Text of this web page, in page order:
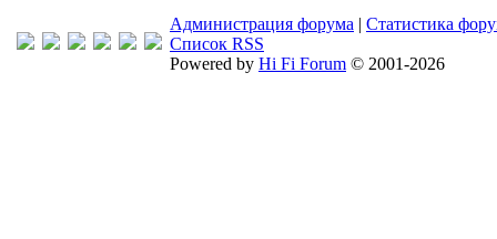
Администрация форума | Статистика
Список RSS
Powered by Hi Fi Forum © 2001-2026